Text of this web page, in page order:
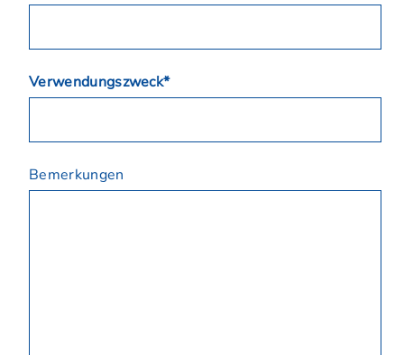
Verwendungszweck*
Bemerkungen